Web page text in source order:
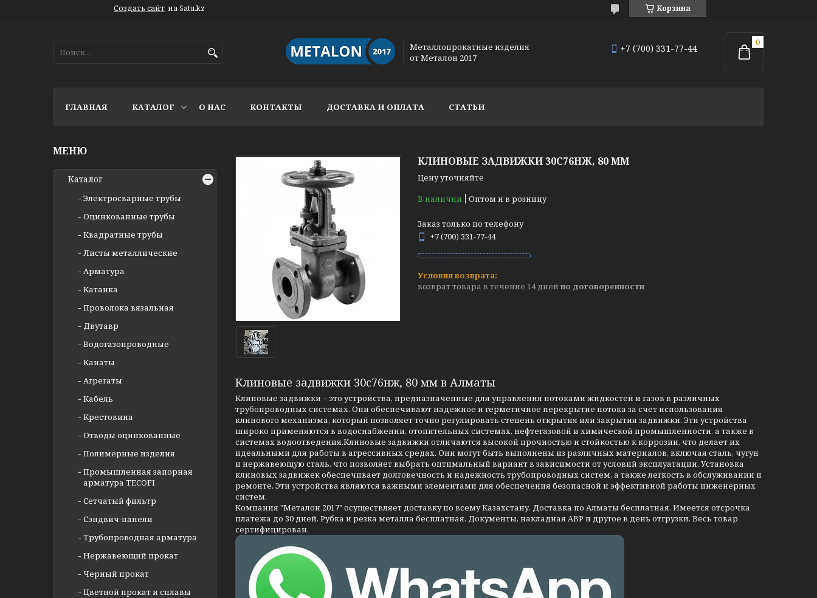
Создать сайт на Satu.kz Корзина
Металлопрокатные изделия
от Металон 2017
+7 (700) 331-77-44
ГЛАВНАЯ КАТАЛОГ О НАС КОНТАКТЫ ДОСТАВКА И ОПЛАТА СТАТЬИ
КЛИНОВЫЕ ЗАДВИЖКИ 30С76НЖ, 80 ММ
Цену уточняйте
В наличии
Оптом и в розницу
Заказ только по телефону
+7 (700) 331-77-44
возврат товара в течение 14 дней по договоренности
Клиновые задвижки 30с76нж, 80 мм в Алматы
Клиновые задвижки – это устройства, предназначенные для управления потоками жидкостей и газов в различных
трубопроводных системах. Они обеспечивают надежное и герметичное перекрытие потока за счет использования
клинового механизма, который позволяет точно регулировать степень открытия или закрытия задвижки. Эти устройства
широко применяются в водоснабжении, отопительных системах, нефтегазовой и химической промышленности, а также в
системах водоотведения.Клиновые задвижки отличаются высокой прочностью и стойкостью к коррозии, что делает их
идеальными для работы в агрессивных средах. Они могут быть выполнены из различных материалов, включая сталь, чугун
и нержавеющую сталь, что позволяет выбрать оптимальный вариант в зависимости от условий эксплуатации. Установка
клиновых задвижек обеспечивает долговечность и надежность трубопроводных систем, а также легкость в обслуживании и
ремонте. Эти устройства являются важными элементами для обеспечения безопасной и эффективной работы инженерных
систем.
Компания "Металон 2017" осуществляет доставку по всему Казахстану. Доставка по Алматы бесплатная. Имеется отсрочка
платежа до 30 дней. Рубка и резка металла бесплатная. Документы, накладная АВР и другое в день отгрузки. Весь товар
сертифицирован.
Каталог
Электросварные трубы
Оцинкованные трубы
Квадратные трубы
Листы металлические
Арматура
Катанка
Проволока вязальная
Двутавр
Водогазопроводные
Канаты
Агрегаты
Кабель
Крестовина
Отводы оцинкованные
Полимерные изделия
Промышленная запорная
арматура TECOFI
Сетчатый фильтр
Сэндвич-панели
Трубопроводная арматура
Нержавеющий прокат
Черный прокат
Цветной прокат и сплавы